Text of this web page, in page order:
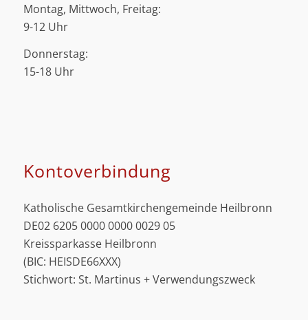
Montag, Mittwoch, Freitag:
9-12 Uhr
Donnerstag:
15-18 Uhr
Kontoverbindung
Katholische Gesamtkirchengemeinde Heilbronn
DE02 6205 0000 0000 0029 05
Kreissparkasse Heilbronn
(BIC: HEISDE66XXX)
Stichwort: St. Martinus + Verwendungszweck